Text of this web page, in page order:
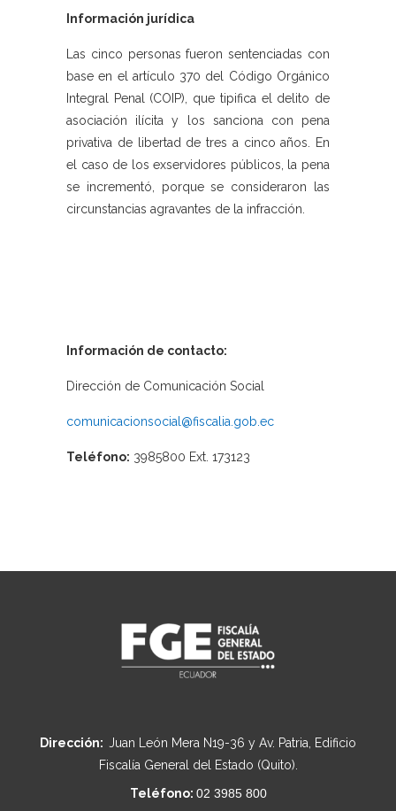
Información jurídica
Las cinco personas fueron sentenciadas con
base en el artículo 370 del Código Orgánico
Integral Penal (COIP), que tipifica el delito de
asociación ilícita y los sanciona con pena
privativa de libertad de tres a cinco años. En
el caso de los exservidores públicos, la pena
se incrementó, porque se consideraron las
circunstancias agravantes de la infracción.
Información de contacto:
Dirección de Comunicación Social
comunicacionsocial@fiscalia.gob.ec
Teléfono: 3985800 Ext. 173123
Dirección: Juan León Mera N19-36 y Av. Patria, Edificio
Fiscalía General del Estado (Quito).
Teléfono: 02 3985 800